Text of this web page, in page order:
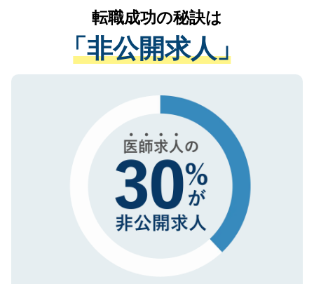
は、個人情報の取り扱いについての厳密な
管理基準を満たした事業者のみに付与され
る、プライバシーマークを取得済みです。
ご登録いただいた個人情報は、SSL（デー
で、機密保持に関してもご安心ください。
かがいして、現在の医療機関の状況や紹介
経験をまじえながら、適切なアドバイスを
させていただきます。すぐにご転職をされ
ない方には、長期的なサポートが可能です
ので、まずはご登録ください。
転職成功の秘訣は
「非公開求人」